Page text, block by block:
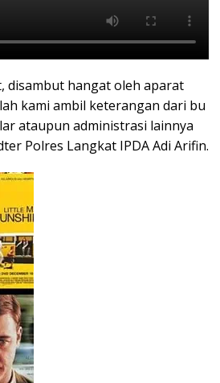
disambut hangat oleh aparat
kami ambil keterangan dari bu
ataupun administrasi lainnya
Polres Langkat IPDA Adi Arifin.